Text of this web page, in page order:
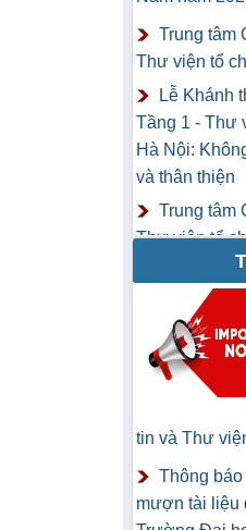
Trung tâm
Thư viện tổ
Lễ Khánh
Tầng 1 - Thư
Hà Nội:
và thân thiện
Trung tâm
Thư viện tổ
Khai mạc
cho chuyên
tin và Thư
Thông
mượn tài liệu